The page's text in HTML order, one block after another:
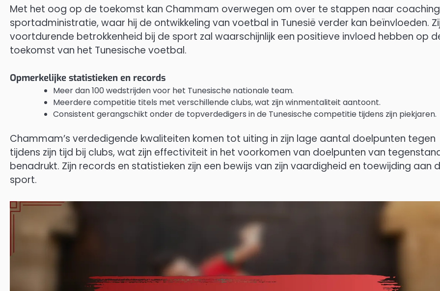
Met het oog op de toekomst kan Chammam overwegen om over te stappen naar
sportadministratie, waar hij de ontwikkeling van voetbal in Tunesië verder kan beïnvloeden.
voortdurende betrokkenheid bij de sport zal waarschijnlijk een positieve invloed hebben op
toekomst van het Tunesische voetbal.
Opmerkelijke statistieken en records
Meer dan 100 wedstrijden voor het Tunesische nationale team.
Meerdere competitie titels met verschillende clubs, wat zijn winmentaliteit aantoont.
Consistent gerangschikt onder de topverdedigers in de Tunesische competitie tijdens zijn piekjaren.
Chammam’s verdedigende kwaliteiten komen tot uiting in zijn lage aantal doelpunten tegen
tijdens zijn tijd bij clubs, wat zijn effectiviteit in het voorkomen van doelpunten van
benadrukt. Zijn records en statistieken zijn een bewijs van zijn vaardigheid en toewijding aan
sport.